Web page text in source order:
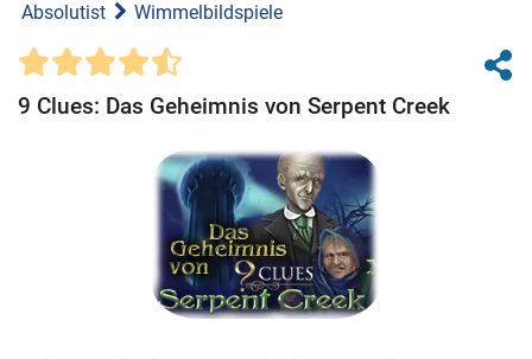
Absolutist Wimmelbildspiele
9 Clues: Das Geheimnis von Serpent Creek